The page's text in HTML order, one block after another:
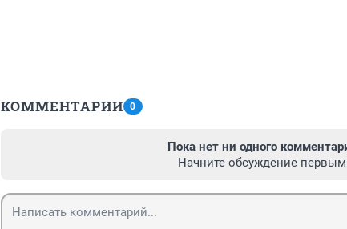
КОММЕНТАРИИ 0
Пока нет ни одного
Начните обсуждение